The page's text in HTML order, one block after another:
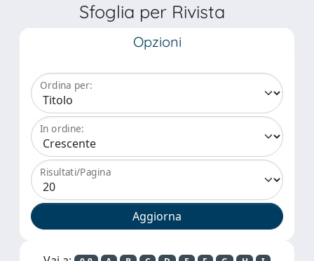
Sfoglia per Rivista
Opzioni
Ordina per:
In ordine:
Risultati/Pagina